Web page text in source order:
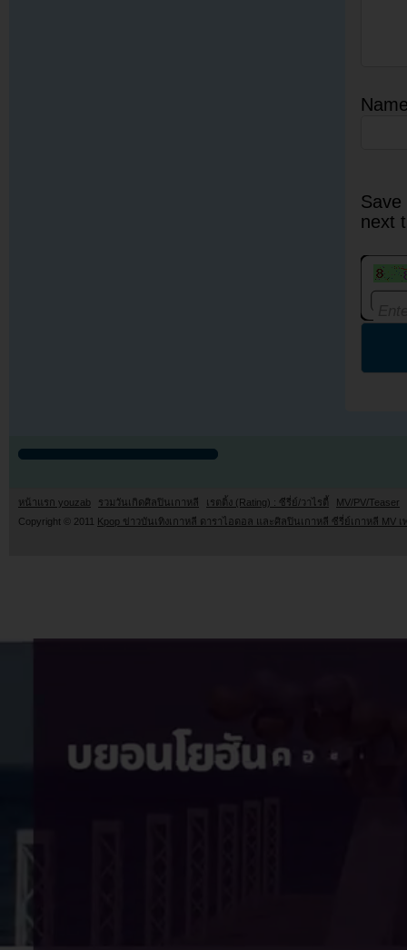
next
หน้าแรก youzab รวมวันเกิดศิลปินเกาหลี เรตติ้ง (Rating) : ซีรี่ย์/วาไรตี้
MV/PV/Teaser
Copyright © 2011 Kpop ข่าวบันเทิงเกาหลี ดาราไอดอล และศิลปินเกาหลี ซีรี่ย์เกาหลี MV